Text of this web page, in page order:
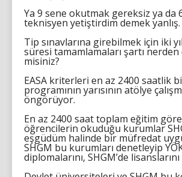
Ya 9 sene okutmak gereksiz ya da
teknisyen yetiştirdim demek yanlış.
Tip sınavlarına girebilmek için iki
süresi tamamlamaları şartı nerden
misiniz?
EASA kriterleri en az 2400 saatlik
programının yarısının atölye
öngörüyor.
En az 2400 saat toplam eğitim
öğrencilerin okuduğu kurumlar
eşgüdüm halinde bir müfredat
SHGM bu kurumları denetleyip
diplomalarını, SHGM’de